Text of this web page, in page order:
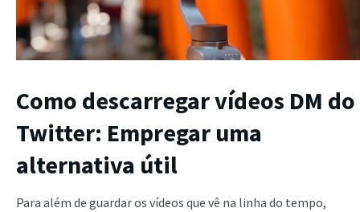
Como descarregar vídeos DM do
Twitter: Empregar uma
alternativa útil
Para além de guardar os vídeos que vê na linha do tempo,